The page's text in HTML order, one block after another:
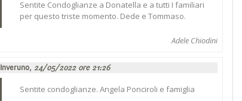
Sentite Condoglianze a Donatella e a tutti I familiari
per questo triste momento. Dede e Tommaso.
Adele Chiodini
Inveruno, 24/05/2022 ore 21:26
Sentite condoglianze. Angela Ponciroli e famiglia